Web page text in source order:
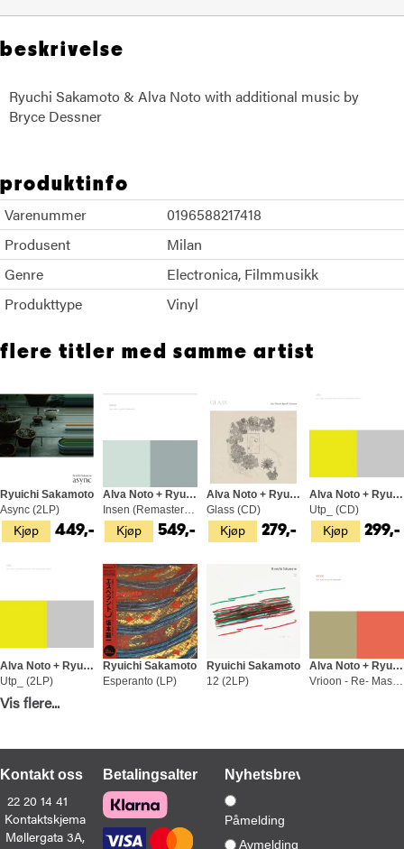
beskrivelse
Ryuchi Sakamoto & Alva Noto with additional music by
Bryce Dessner
produktinfo
Varenummer
0196588217418
Produsent
Milan
Genre
Electronica Filmmusikk
Produkttype
Vinyl
flere titler med samme artist
Kjøp
Ryuichi Sakamoto
Async (2LP)
449,- Kjøp
Alva Noto + Ryuichi Sakamoto
Insen (Remaster) (2LP)
549,- Kjøp
Alva Noto + Ryuichi Sakamoto
Glass (CD)
279,- Kjøp
Alva Noto + Ryuichi Sakamoto
Utp_ (CD)
299,-
Kjøp
Alva Noto + Ryuichi Sakamoto
Utp_ (2LP)
469,-
Ryuichi Sakamoto
Esperanto (LP)
Ryuichi Sakamoto
12 (2LP)
Alva Noto + Ryuichi Sakamoto
Vrioon - Re- Master (V.I.R.U.S…) (CD)
Vis flere...
Kontakt oss
22 20 14 41
Kontaktskjema
Møllergata 3A,
BetalingsalternativerNyhetsbrev
Påmelding
Avmelding